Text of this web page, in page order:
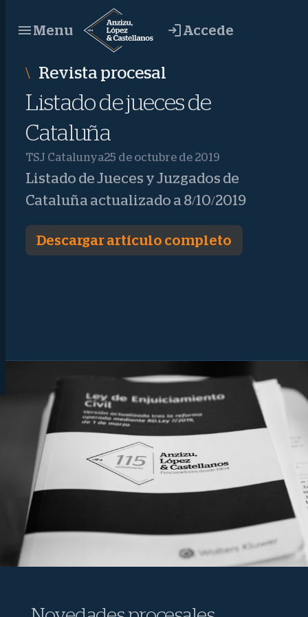
contenido
Menu Accede
Revista procesal
Listado de jueces de
Cataluña
TSJ Catalunya25 de octubre de 2019
Listado de Jueces y Juzgados de
Cataluña actualizado a 8/10/2019
Descargar artículo completo